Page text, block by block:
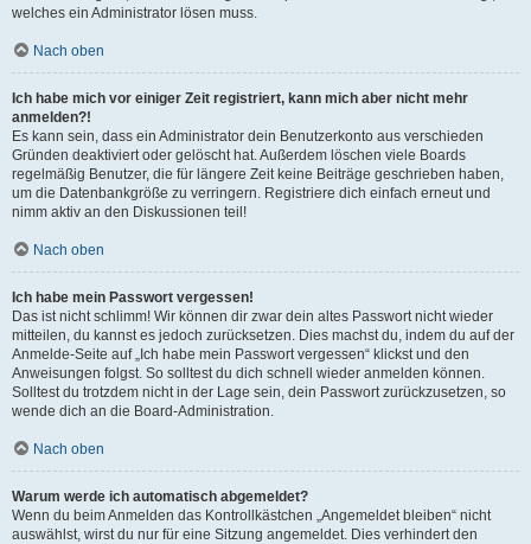
welches ein Administrator lösen muss.
Nach oben
Ich habe mich vor einiger Zeit registriert, kann mich aber nicht mehr
anmelden?!
Es kann sein, dass ein Administrator dein Benutzerkonto aus verschieden
Gründen deaktiviert oder gelöscht hat. Außerdem löschen viele Boards
regelmäßig Benutzer, die für längere Zeit keine Beiträge geschrieben haben,
um die Datenbankgröße zu verringern. Registriere dich einfach erneut und
nimm aktiv an den Diskussionen teil!
Nach oben
Ich habe mein Passwort vergessen!
Das ist nicht schlimm! Wir können dir zwar dein altes Passwort nicht wieder
mitteilen, du kannst es jedoch zurücksetzen. Dies machst du, indem du auf der
Anmelde-Seite auf „Ich habe mein Passwort vergessen“ klickst und den
Anweisungen folgst. So solltest du dich schnell wieder anmelden können.
Solltest du trotzdem nicht in der Lage sein, dein Passwort zurückzusetzen, so
wende dich an die Board-Administration.
Nach oben
Warum werde ich automatisch abgemeldet?
Wenn du beim Anmelden das Kontrollkästchen „Angemeldet bleiben“ nicht
auswählst, wirst du nur für eine Sitzung angemeldet. Dies verhindert den